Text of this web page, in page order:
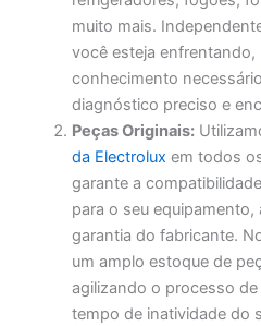
muito mais.
você esteja
conhecimento
diagnóstico preciso e
Peças Originais:
da Electrolux em todos
garante a
para o seu equipamento,
garantia do fabricante.
um amplo estoque de
agilizando o processo
tempo de inatividade do